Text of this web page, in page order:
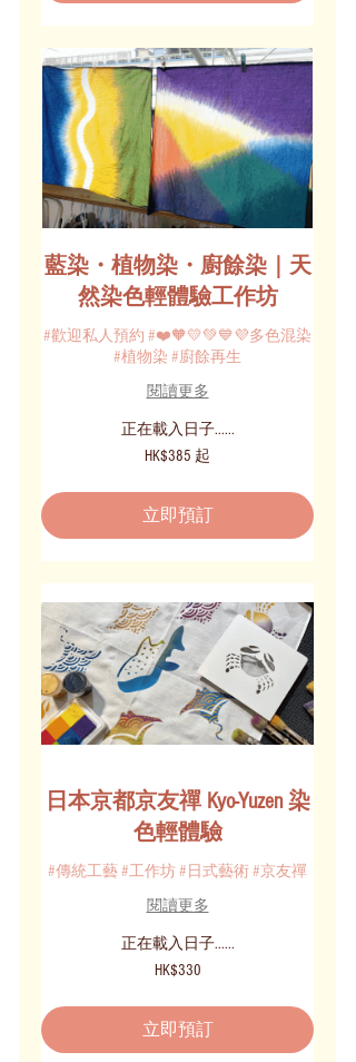
藍染・植物染・廚餘染｜天
然染色輕體驗工作坊
#歡迎私人預約 #❤️🧡💛💚💙💜多色混染
#植物染 #廚餘再生
閱讀更多
正在載入日子......
起
HK$385 起
立即預訂
日本京都京友禪 Kyo-Yuzen 染
色輕體驗
#傳統工藝 #工作坊 #日式藝術 #京友禪
閱讀更多
正在載入日子......
HK$330
立即預訂